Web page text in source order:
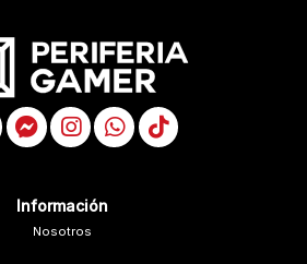
Información
Nosotros